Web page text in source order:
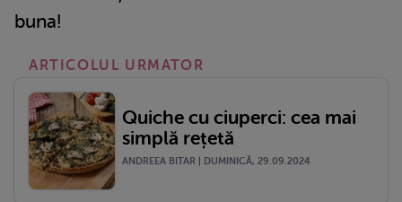
buna!
ARTICOLUL URMATOR
Quiche cu ciuperci: cea mai
simplă rețetă
ANDREEA BITAR | DUMINICĂ, 29.09.2024